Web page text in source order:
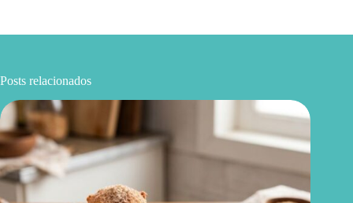
Posts relacionados